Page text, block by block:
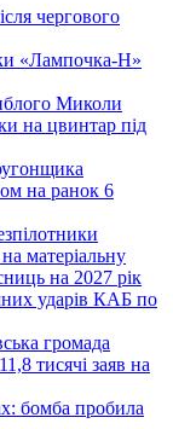
чергового
«Лампочка-Н»
Миколи
на цвинтар під
на ранок 6
матеріальну
на 2027 рік
ударів КАБ по
громада
тисячі заяв на
бомба пробила